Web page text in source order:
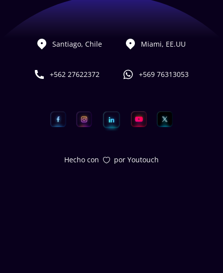
Santiago, Chile Miami, EE.UU
+562 27622372 +569 76313053
Hecho con por Youtouch